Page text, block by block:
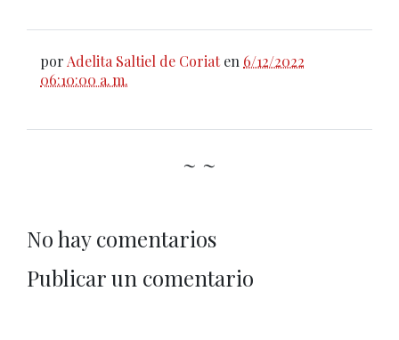
por Adelita Saltiel de Coriat en 6/12/2022
06:10:00 a. m.
~ ~
No hay comentarios
Publicar un comentario